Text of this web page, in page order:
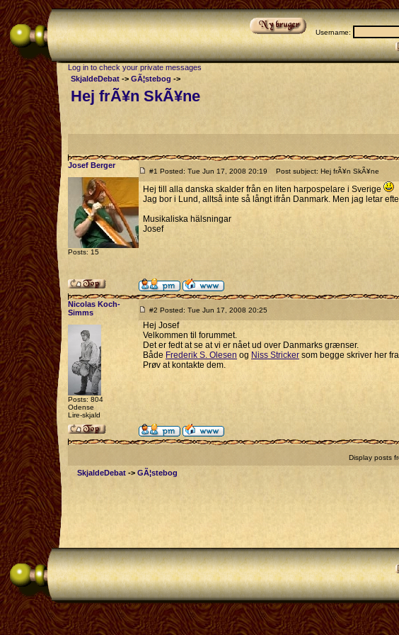
Username:
Log in to check your private messages
SkjaldeDebat -> GÃ¦stebog ->
Hej frÃ¥n SkÃ¥ne
Josef Berger
Posts: 15
#1 Posted: Tue Jun 17, 2008 20:19 Post subject: Hej frÃ¥n SkÃ¥ne
Hej till alla danska skalder från en liten harpospelare i Sverige
Jag bor i Lund, alltså inte så långt ifrån Danmark. Men jag letar
Musikaliska hälsningar
Josef
Nicolas Koch-
Simms
Posts: 804
Odense
Lire-skjald
#2 Posted: Tue Jun 17, 2008 20:25
Hej Josef
Velkommen til forummet.
Det er fedt at se at vi er nået ud over Danmarks grænser.
Både Frederik S. Olesen og Niss Stricker som begge skriver her
Prøv at kontakte dem.
Display posts
SkjaldeDebat -> GÃ¦stebog